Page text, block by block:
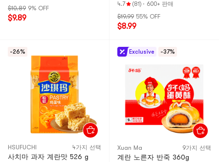
$10.89 9% OFF
$9.89
4.7 (81) · 600+ 판매
$19.99 55% OFF
$8.99
-26%
HSUFUCHI 4가지 선택
사치마 과자 계란맛 526 g
Exclusive -37%
Xuan Ma 9가지 선택
계란 노른자 반죽 360g